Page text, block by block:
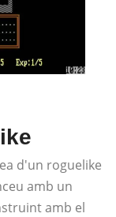
d'un roguelike
amb un
amb el